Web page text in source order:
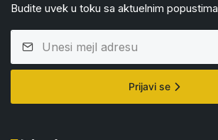
Budite uvek u toku sa aktuelnim popustima
Prijavi se